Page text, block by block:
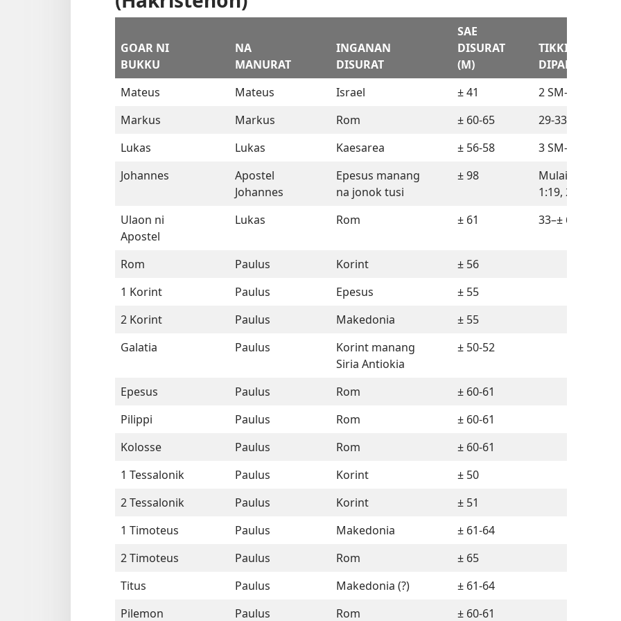
GOAR NI
BUKKU
NA
MANURAT
INGANAN
DISURAT
SAE
DISURAT
(M)
TIKKI NA
DIPABOA
Mateus
Mateus Israel ± 41
2 SM–33 M
Markus
Markus Rom ± 60-65
29-33 M
Lukas
Lukas Kaesarea ± 56-58
3 SM–33 M
Johannes
Apostel
Johannes
Epesus manang
na jonok tusi
± 98
Mulai sian
1:19, 29-33 M
Ulaon ni
Apostel
Lukas Rom ± 61 33–± 61 M
Rom Paulus Korint
± 56
1 Korint
Paulus Epesus
± 55
2 Korint
Paulus Makedonia
± 55
Galatia
Paulus
Korint manang
Siria Antiokia
± 50-52
Epesus Paulus Rom
± 60-61
Pilippi
Paulus Rom
± 60-61
Kolosse
Paulus Rom
± 60-61
1 Tessalonik
Paulus Korint
± 50
2 Tessalonik
Paulus Korint
± 51
1 Timoteus
Paulus Makedonia
± 61-64
2 Timoteus
Paulus Rom
± 65
Titus
Paulus Makedonia (?)
± 61-64
Pilemon
Paulus Rom ± 60-61